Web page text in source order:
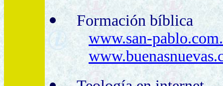
Formación bíblica
www.san-